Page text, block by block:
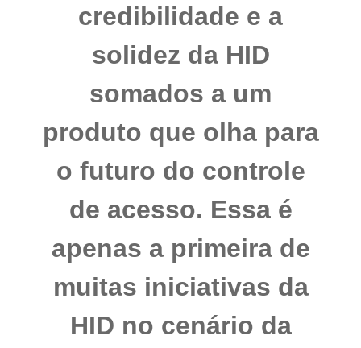
credibilidade e a
solidez da HID
somados a um
produto que olha para
o futuro do controle
de acesso. Essa é
apenas a primeira de
muitas iniciativas da
HID no cenário da